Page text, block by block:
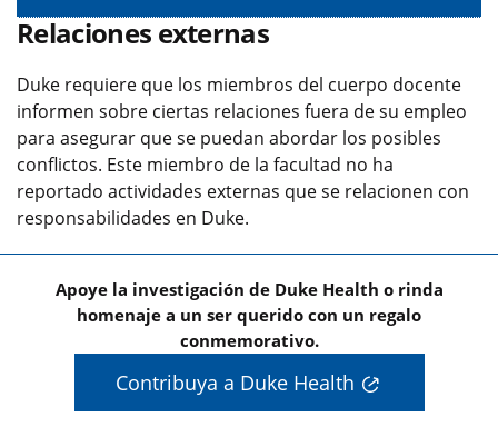
Relaciones externas
Duke requiere que los miembros del cuerpo docente
informen sobre ciertas relaciones fuera de su empleo
para asegurar que se puedan abordar los posibles
conflictos. Este miembro de la facultad no ha
reportado actividades externas que se relacionen con
responsabilidades en Duke.
Apoye la investigación de Duke Health o rinda
homenaje a un ser querido con un regalo
conmemorativo.
Contribuya a Duke Health